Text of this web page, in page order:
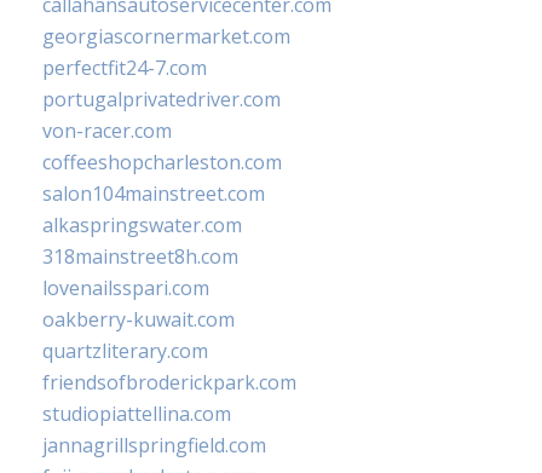
georgiascornermarket.com
perfectfit24-7.com
portugalprivatedriver.com
von-racer.com
coffeeshopcharleston.com
salon104mainstreet.com
alkaspringswater.com
318mainstreet8h.com
lovenailsspari.com
oakberry-kuwait.com
quartzliterary.com
friendsofbroderickpark.com
studiopiattellina.com
jannagrillspringfield.com